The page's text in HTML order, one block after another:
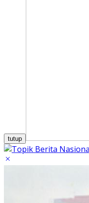
tutup